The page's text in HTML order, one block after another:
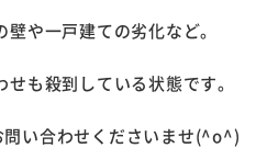
や一戸建ての劣化など。
も殺到している状態です。
い合わせくださいませ(^o^)